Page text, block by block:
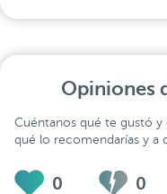
Opiniones
Cuéntanos qué te gustó
qué lo recomendarías y a
0 0